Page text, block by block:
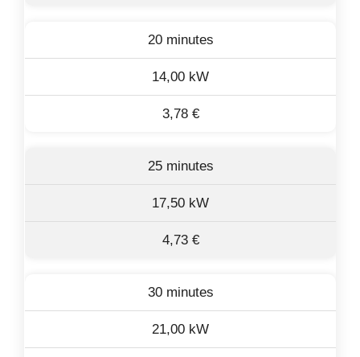
20 minutes
14,00 kW
3,78 €
25 minutes
17,50 kW
4,73 €
30 minutes
21,00 kW